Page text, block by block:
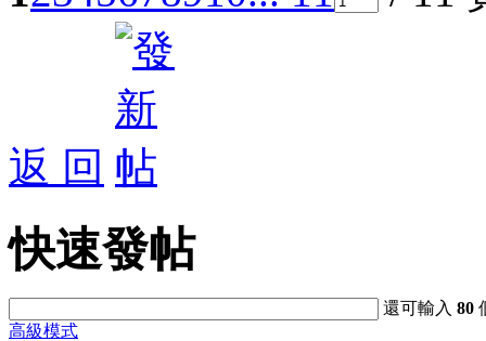
返 回
快速發帖
還可輸入80
高級模式